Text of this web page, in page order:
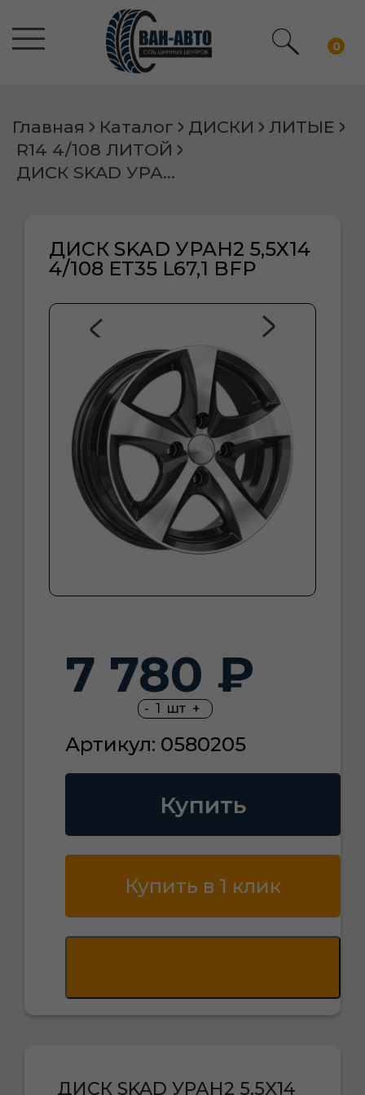
0
Главная Каталог ДИСКИ
ЛИТЫЕ
R14 4/108 ЛИТОЙ
ДИСК SKAD УРАН2 5,5X14 4/108 ET35 L67,1 BFP
ДИСК SKAD УРАН2 5,5X14
4/108 ET35 L67,1 BFP
7 780 ₽
- 1 шт +
Артикул: 0580205
Купить
Купить в 1 клик
ДИСК SKAD УРАН2 5,5X14